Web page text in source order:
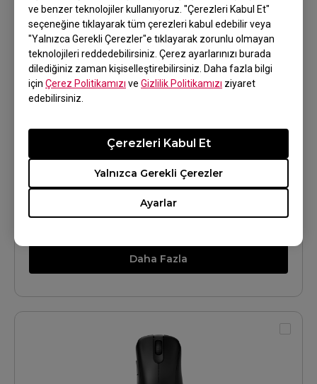
ve benzer teknolojiler kullanıyoruz. "Çerezleri Kabul Et"
seçeneğine tıklayarak tüm çerezleri kabul edebilir veya
"Yalnızca Gerekli Çerezler"e tıklayarak zorunlu olmayan
teknolojileri reddedebilirsiniz. Çerez ayarlarınızı burada
dilediğiniz zaman kişiselleştirebilirsiniz. Daha fazla bilgi
için Çerez Politikamızı ve Gizlilik Politikamızı ziyaret
edebilirsiniz.
Ayarlar
Yalnızca Gerekli Çerezler
Çerezleri Kabul Et
EC3-DW (S)
Daha Fazla
Daha Fazla